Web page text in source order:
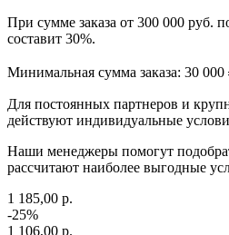
При сумме заказа от 300 000 руб.
составит 30%.
Минимальная сумма заказа: 30 000
Для постоянных партнеров и
действуют индивидуальные
Наши менеджеры помогут
рассчитают наиболее выгодные
1 185,00 р.
-25%
1 106,00 р.